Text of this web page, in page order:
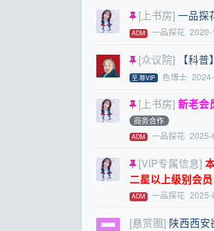
[上书房] 一品探
ADM 一品探花 2020-
[众议院] 【科
至.尊VIP 色博士
[上书房] 新老会
商务合作
ADM 一品探花 2025-
[VIP专属信息]
二星以上级别会
ADM 一品探花 2025-
[悬赏圈] 陕西西